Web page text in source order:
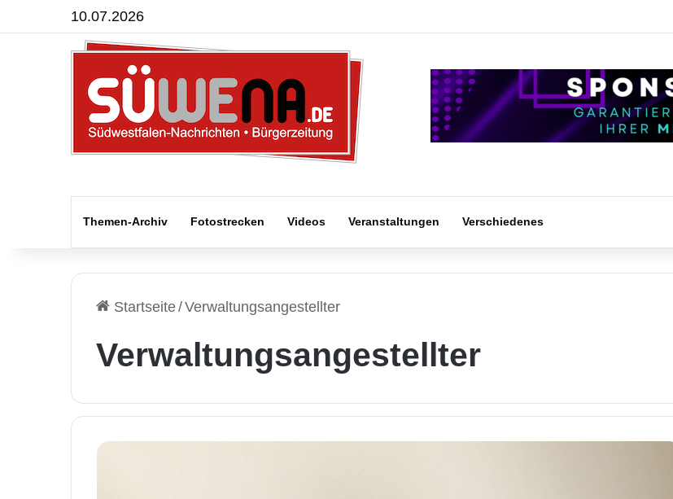
10.07.2026
Themen-Archiv Fotostrecken Videos Veranstaltungen Verschiedenes
Startseite/Verwaltungsangestellter
Verwaltungsangestellter